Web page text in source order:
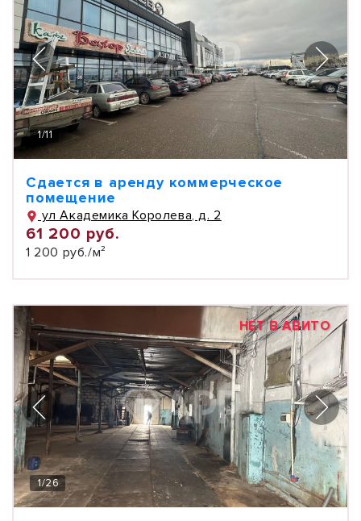
1/11
Сдается в аренду коммерческое
помещение
ул Академика Королева, д. 2
61 200 руб.
1 200 руб./м²
НЕТ В АВИТО
1/26